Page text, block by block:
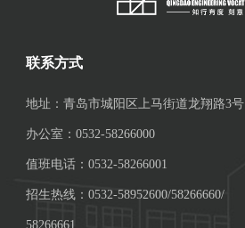
联系方式
地址：青岛市城阳区上马街道龙翔路3号
办公室：0532-58266000
值班电话：0532-58266001
招生热线：0532-58952600/58266660/
58266661